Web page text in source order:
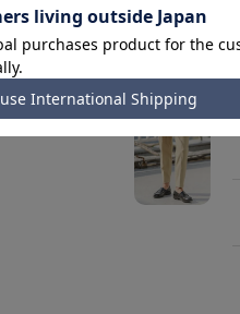
Beige